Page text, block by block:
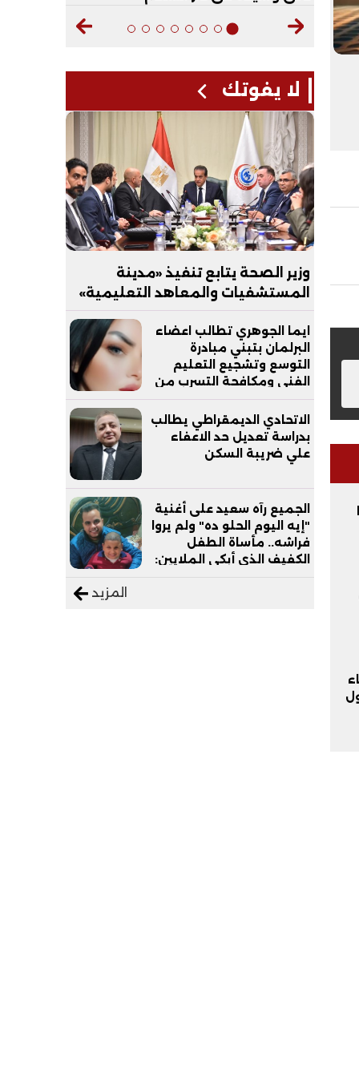
لا يفوتك
وزير الصحة يتابع تنفيذ «مدينة
المستشفيات والمعاهد التعليمية»
بالعاصمة الجديدة
ايما الجوهري تطالب اعضاء
البرلمان بتبني مبادرة
التوسع وتشجيع التعليم
الفني ومكافحة التسرب من
التعليم
الاتحادي الديمقراطي يطالب
بدراسة تعديل حد الاعفاء
علي ضريبة السكن
الجميع رآه سعيد على أغنية
"إيه اليوم الحلو ده" ولم يروا
فراشه.. مأساة الطفل
الكفيف الذي أبكى الملايين:
المزيد